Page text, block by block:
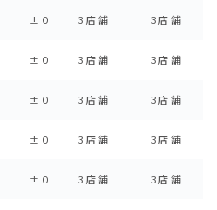
±０ 3店舗 3店舗
±０ 3店舗 3店舗
±０ 3店舗 3店舗
±０ 3店舗 3店舗
±０ 3店舗 3店舗